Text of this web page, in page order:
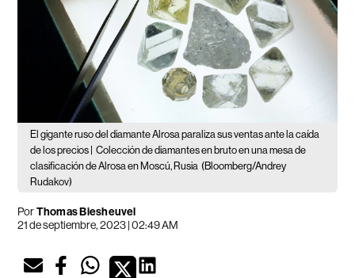
El gigante ruso del diamante Alrosa paraliza sus ventas ante la caída
de los precios |
Colección de diamantes en bruto en una mesa de
clasificación de Alrosa en Moscú, Rusia (Bloomberg/Andrey
Rudakov)
PorThomas Biesheuvel
21 de septiembre, 2023 | 02:49 AM